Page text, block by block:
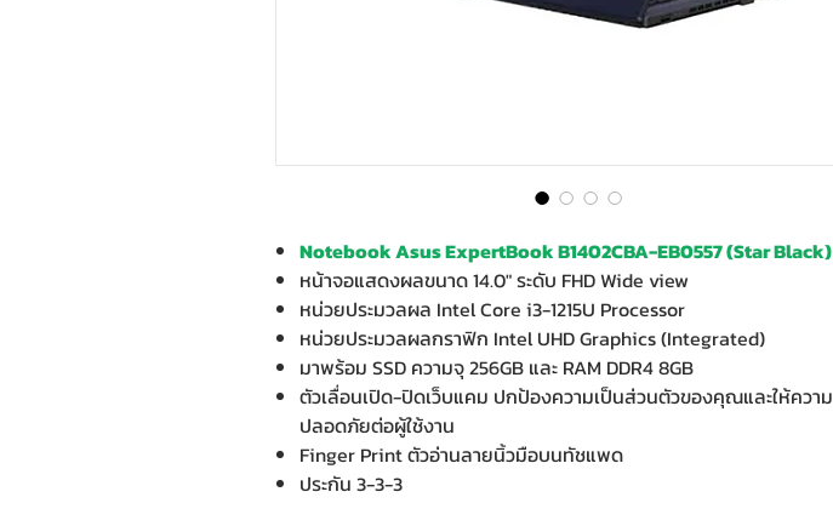
Notebook Asus ExpertBook B1402CBA-EB0557 (Star Black)
หน้าจอแสดงผลขนาด 14.0" ระดับ FHD Wide view
หน่วยประมวลผล Intel Core i3-1215U Processor
หน่วยประมวลผลกราฟิก Intel UHD Graphics (Integrated)
มาพร้อม SSD ความจุ 256GB และ RAM DDR4 8GB
ตัวเลื่อนเปิด-ปิดเว็บแคม ปกป้องความเป็นส่วนตัวของคุณและให้ความ
ปลอดภัยต่อผู้ใช้งาน
Finger Print ตัวอ่านลายนิ้วมือบนทัชแพด
ประกัน 3-3-3